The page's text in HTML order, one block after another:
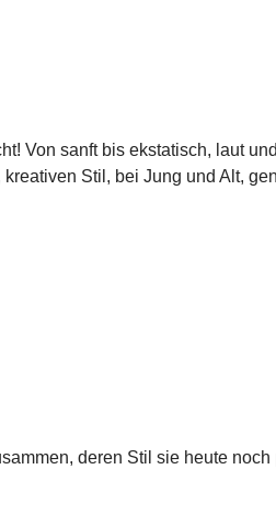
Von sanft bis ekstatisch, laut
Stil, bei Jung und Alt,
deren Stil sie heute